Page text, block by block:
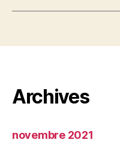
Archives
novembre 2021